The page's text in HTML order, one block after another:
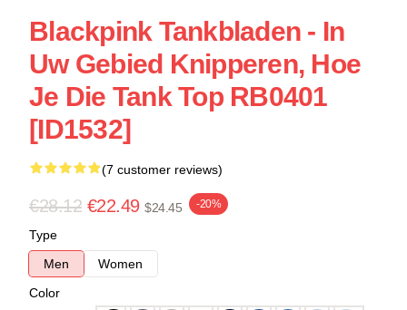
Blackpink Tankbladen - In
Uw Gebied Knipperen, Hoe
Je Die Tank Top RB0401
[ID1532]
(7 customer reviews)
€28.12 €22.49 $24.45 -20%
Type
Men
Women
Color